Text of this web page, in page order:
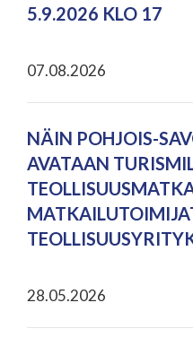
5.9.2026 KLO 17
07.08.2026
NÄIN POHJOIS-
AVATAAN
28.05.2026